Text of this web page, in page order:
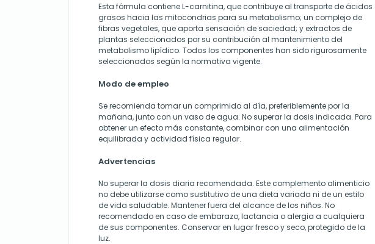
Esta fórmula contiene L-carnitina, que contribuye al transporte de ácidos
grasos hacia las mitocondrias para su metabolismo; un complejo de
fibras vegetales, que aporta sensación de saciedad; y extractos de
plantas seleccionados por su contribución al mantenimiento del
metabolismo lipídico. Todos los componentes han sido rigurosamente
seleccionados según la normativa vigente.
Modo de empleo
Se recomienda tomar un comprimido al día, preferiblemente por la
mañana, junto con un vaso de agua. No superar la dosis indicada. Para
obtener un efecto más constante, combinar con una alimentación
equilibrada y actividad física regular.
Advertencias
No superar la dosis diaria recomendada. Este complemento alimenticio
no debe utilizarse como sustitutivo de una dieta variada ni de un estilo
de vida saludable. Mantener fuera del alcance de los niños. No
recomendado en caso de embarazo, lactancia o alergia a cualquiera
de sus componentes. Conservar en lugar fresco y seco, protegido de la
luz.